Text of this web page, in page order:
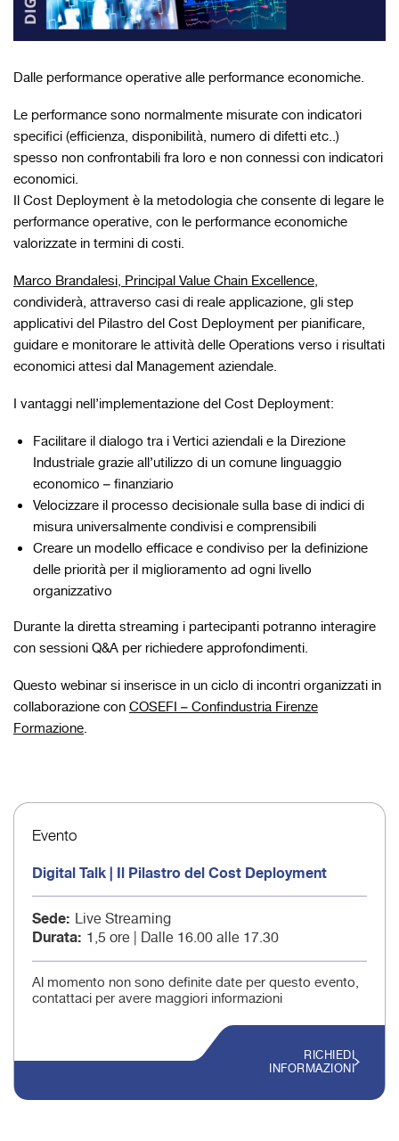
Dalle performance operative alle performance economiche.
Le performance sono normalmente misurate con indicatori
specifici (efficienza, disponibilità, numero di difetti etc..)
spesso non confrontabili fra loro e non connessi con indicatori
economici.
Il Cost Deployment è la metodologia che consente di legare le
performance operative, con le performance economiche
valorizzate in termini di costi.
Marco Brandalesi, Principal Value Chain Excellence,
condividerà, attraverso casi di reale applicazione, gli step
applicativi del Pilastro del Cost Deployment per pianificare,
guidare e monitorare le attività delle Operations verso i risultati
economici attesi dal Management aziendale.
I vantaggi nell’implementazione del Cost Deployment:
Facilitare il dialogo tra i Vertici aziendali e la Direzione
Industriale grazie all’utilizzo di un comune linguaggio
economico – finanziario
Velocizzare il processo decisionale sulla base di indici di
misura universalmente condivisi e comprensibili
Creare un modello efficace e condiviso per la definizione
delle priorità per il miglioramento ad ogni livello
organizzativo
Durante la diretta streaming i partecipanti potranno interagire
con sessioni Q&A per richiedere approfondimenti.
Questo webinar si inserisce in un ciclo di incontri organizzati in
collaborazione conCOSEFI – Confindustria Firenze
Formazione.
Evento
Digital Talk | Il Pilastro del Cost Deployment
Sede Live Streaming
Durata 1,5 ore | Dalle 16.00 alle 17.30
Al momento non sono definite date per questo evento,
contattaci per avere maggiori informazioni
RICHIEDI
INFORMAZIONI